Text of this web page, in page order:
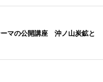
マの公開講座 沖ノ山炭鉱と